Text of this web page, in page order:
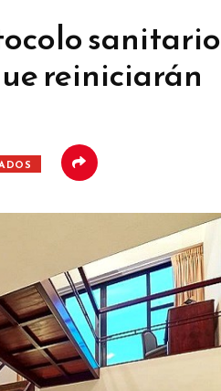
sanitario
reiniciarán